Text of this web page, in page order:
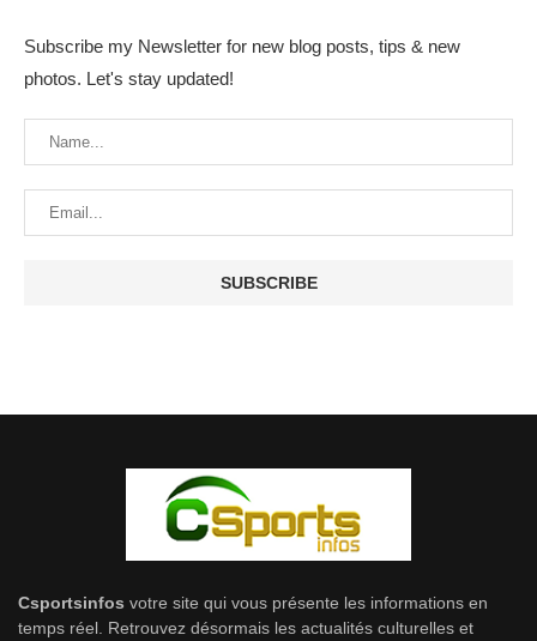
Subscribe my Newsletter for new blog posts, tips & new
photos. Let's stay updated!
Csportsinfos votre site qui vous présente les informations en
temps réel. Retrouvez désormais les actualités culturelles et